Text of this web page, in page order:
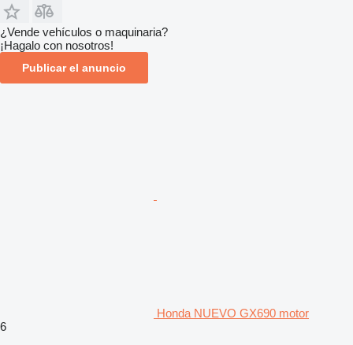
¿Vende vehículos o maquinaria?
¡Hagalo con nosotros!
Publicar el anuncio
Honda NUEVO GX690 motor
6